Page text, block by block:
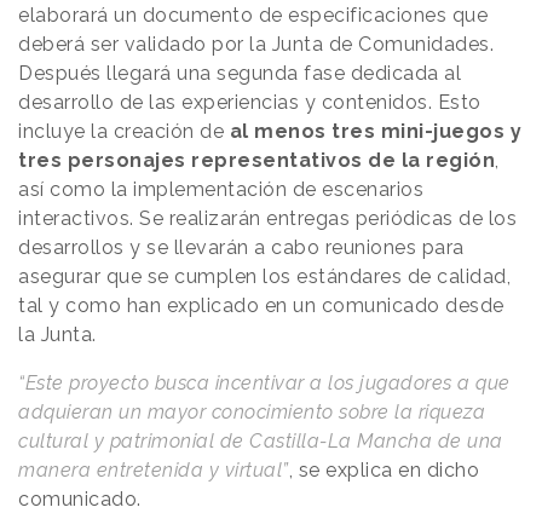
elaborará un documento de especificaciones que
deberá ser validado por la Junta de Comunidades.
Después llegará una segunda fase dedicada al
desarrollo de las experiencias y contenidos. Esto
incluye la creación de al menos tres mini-juegos y
tres personajes representativos de la región,
así como la implementación de escenarios
interactivos. Se realizarán entregas periódicas de los
desarrollos y se llevarán a cabo reuniones para
asegurar que se cumplen los estándares de calidad,
tal y como han explicado en un comunicado desde
la Junta.
“Este proyecto busca incentivar a los jugadores a que
adquieran un mayor conocimiento sobre la riqueza
cultural y patrimonial de Castilla-La Mancha de una
manera entretenida y virtual”, se explica en dicho
comunicado.